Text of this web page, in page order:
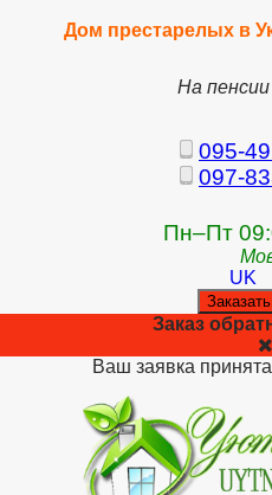
Дом престарелых в
На
095-
097-
Пн–Пт
UK
Заказ
Ваш заявка